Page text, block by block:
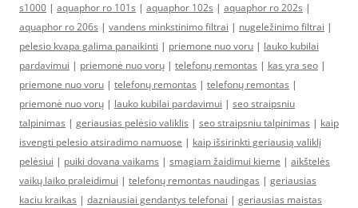
s1000 | aquaphor ro 101s | aquaphor 102s | aquaphor ro 202s |
aquaphor ro 206s | vandens minkstinimo filtrai | nugeležinimo filtrai |
pelesio kvapa galima panaikinti | priemone nuo voru | lauko kubilai
pardavimui | priemonė nuo vorų | telefonų remontas | kas yra seo |
priemone nuo voru | telefonų remontas | telefonų remontas |
priemonė nuo vorų | lauko kubilai pardavimui | seo straipsniu
talpinimas | geriausias pelėsio valiklis | seo straipsniu talpinimas | kaip
isvengti pelesio atsiradimo namuose | kaip išsirinkti geriausią valiklį
pelėsiui | puiki dovana vaikams | smagiam žaidimui kieme | aikštelės
vaikų laiko praleidimui | telefonų remontas naudingas | geriausias
kaciu kraikas | dazniausiai gendantys telefonai | geriausias maistas